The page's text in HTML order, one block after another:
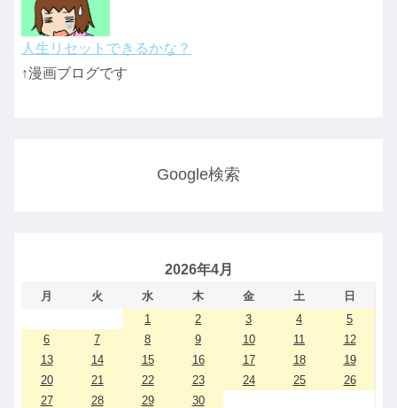
人生リセットできるかな？
↑漫画ブログです
Google検索
2026年4月
月 火 水 木 金 土
日
1
2 3 4
5
6
7 8 9 10 11
12
13
14 15 16 17 18
19
20
21 22 23 24 25
26
27
28 29 30